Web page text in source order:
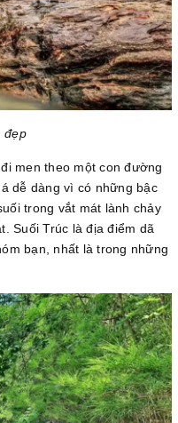
đẹp
men theo một con đường
dễ dàng vì có những bậc
trong vắt mát lành chảy
Suối Trúc là địa điểm dã
bạn, nhất là trong những